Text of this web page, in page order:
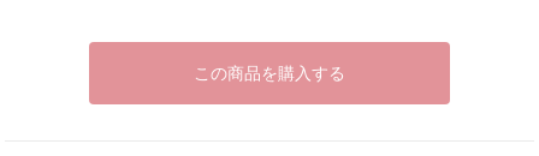
この商品を購入する